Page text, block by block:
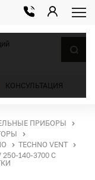
КОНСУЛЬТАЦИЯ
ПРИБОРЫ
TECHNO VENT
140-3700 С